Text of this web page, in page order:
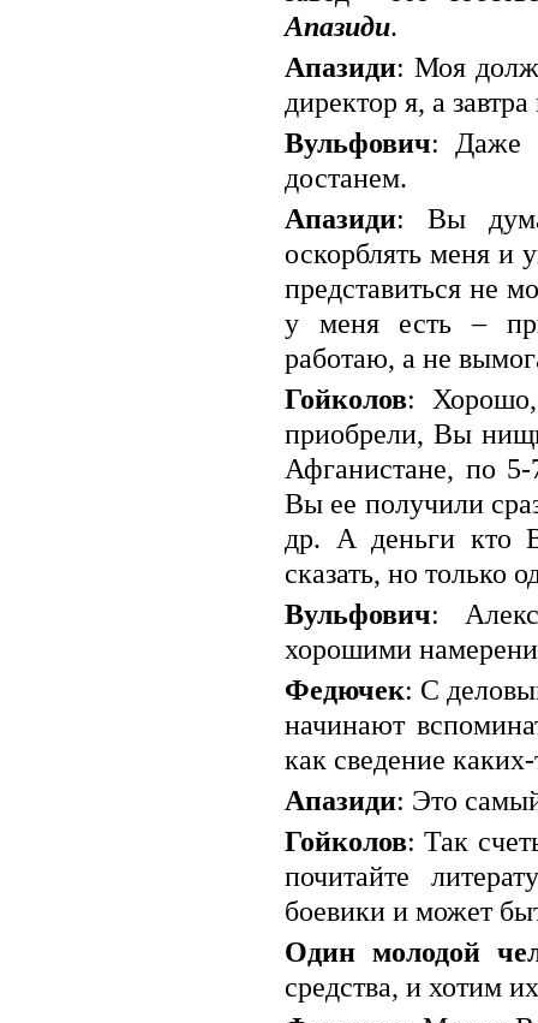
Апазиди.
Апазиди: Моя
директор я, а
Вульфович: Даже
достанем.
Апазиди: Вы
оскорблять меня и
представиться не
у меня есть –
работаю, а не
Гойколов:
приобрели, Вы
Афганистане, по
Вы ее получили
др. А деньги кто
сказать, но только
Вульфович:
хорошими
Федючек: С
начинают
как сведение
Апазиди: Это
Гойколов: Так
почитайте
боевики и может
Один молодой
средства, и хотим